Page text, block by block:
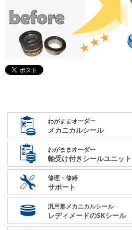
わがままオーダー
メカニカルシール
わがままオーダー
軸受け付きシールユニット
修理・修繕
サポート
汎用形メカニカルシール
レディメードのSKシール